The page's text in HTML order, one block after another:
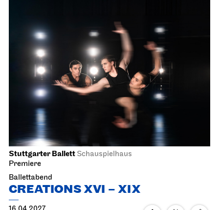
Stuttgarter Ballett Schauspielhaus
Premiere
Ballettabend
CREATIONS XVI – XIX